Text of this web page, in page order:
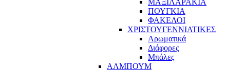
ΠΟΥΓΚΙΑ
ΦΑΚΕΛΟΙ
ΧΡΙΣΤΟΥΓΕΝΝΙΑΤΙΚΕΣ
Αρωματικά
Διάφορες
Μπάλες
ΑΛΜΠΟΥΜ